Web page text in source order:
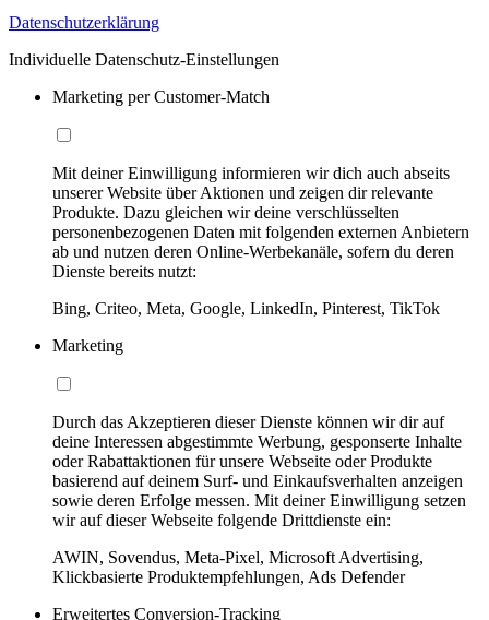
Datenschutzerklärung
Individuelle Datenschutz-Einstellungen
Marketing per Customer-Match
Mit deiner Einwilligung informieren wir dich auch abseits
unserer Website über Aktionen und zeigen dir relevante
Produkte. Dazu gleichen wir deine verschlüsselten
personenbezogenen Daten mit folgenden externen Anbietern
ab und nutzen deren Online-Werbekanäle, sofern du deren
Dienste bereits nutzt:
Bing, Criteo, Meta, Google, LinkedIn, Pinterest, TikTok
Marketing
Durch das Akzeptieren dieser Dienste können wir dir auf
deine Interessen abgestimmte Werbung, gesponserte Inhalte
oder Rabattaktionen für unsere Webseite oder Produkte
basierend auf deinem Surf- und Einkaufsverhalten anzeigen
sowie deren Erfolge messen. Mit deiner Einwilligung setzen
wir auf dieser Webseite folgende Drittdienste ein:
AWIN, Sovendus, Meta-Pixel, Microsoft Advertising,
Klickbasierte Produktempfehlungen, Ads Defender
Erweitertes Conversion-Tracking